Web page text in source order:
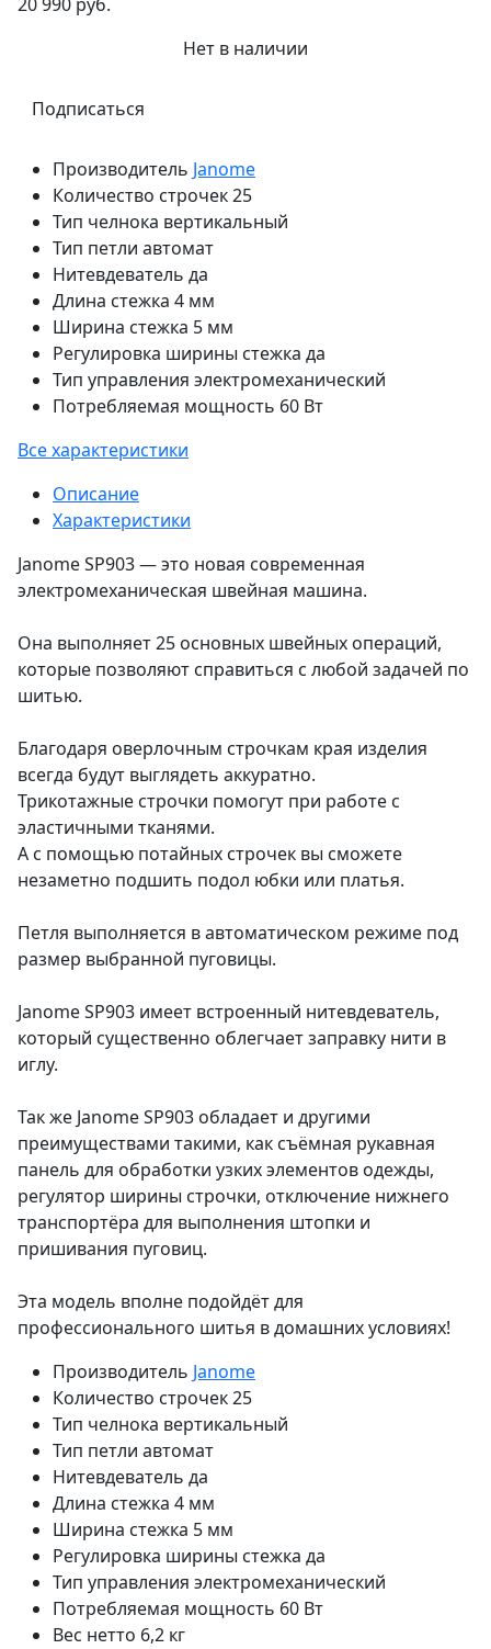
Нет в наличии
Подписаться
Производитель Janome
Количество строчек25
Тип челнока вертикальный
Тип петли автомат
Нитевдеватель да
Длина стежка 4 мм
Ширина стежка 5 мм
Регулировка ширины стежка да
Тип управления электромеханический
Потребляемая мощность 60 Вт
Все характеристики
Описание
Характеристики
Janome SP903 — это новая современная
электромеханическая швейная машина.
Она выполняет 25 основных швейных операций,
которые позволяют справиться с любой задачей по
шитью.
Благодаря оверлочным строчкам края изделия
всегда будут выглядеть аккуратно.
Трикотажные строчки помогут при работе с
эластичными тканями.
А с помощью потайных строчек вы сможете
незаметно подшить подол юбки или платья.
Петля выполняется в автоматическом режиме под
размер выбранной пуговицы.
Janome SP903 имеет встроенный нитевдеватель,
который существенно облегчает заправку нити в
иглу.
Так же Janome SP903 обладает и другими
преимуществами такими, как съёмная рукавная
панель для обработки узких элементов одежды,
регулятор ширины строчки, отключение нижнего
транспортёра для выполнения штопки и
пришивания пуговиц.
Эта модель вполне подойдёт для
профессионального шитья в домашних условиях!
Производитель Janome
Количество строчек25
Тип челнока вертикальный
Тип петли автомат
Нитевдеватель да
Длина стежка 4 мм
Ширина стежка 5 мм
Регулировка ширины стежка да
Тип управления электромеханический
Потребляемая мощность 60 Вт
Вес нетто 6,2 кг